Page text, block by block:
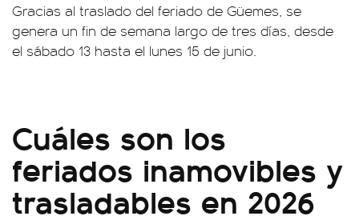
Gracias al traslado del feriado de Güemes, se
genera un fin de semana largo de tres días, desde
el sábado 13 hasta el lunes 15 de junio.
Cuáles son los
feriados inamovibles y
trasladables en 2026